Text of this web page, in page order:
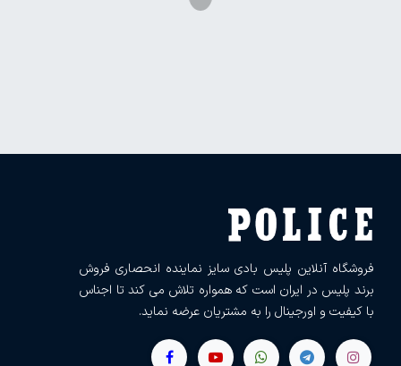
فروشگاه آنلاین پلیس بادی سایز نماینده انحصاری فروش
برند پلیس در ایران است که همواره تلاش می کند تا اجناس
با کیفیت و اورجینال را به مشتریان عرضه نماید.